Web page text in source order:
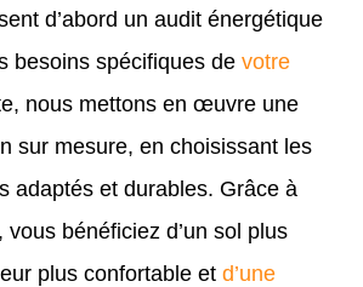
d’abord un audit énergétique
besoins spécifiques de votre
nous mettons en œuvre une
sur mesure, en choisissant les
adaptés et durables. Grâce à
bénéficiez d’un sol plus
plus confortable et d’une